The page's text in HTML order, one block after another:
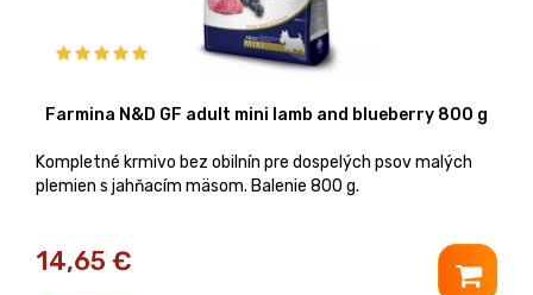
Farmina N&D GF adult mini lamb and blueberry 800 g
Kompletné krmivo bez obilnín pre dospelých psov malých
plemien s jahňacím mäsom. Balenie 800 g.
14,65 €